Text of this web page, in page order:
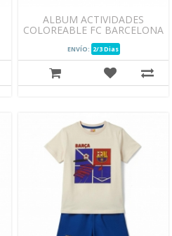
ALBUM ACTIVIDADES
COLOREABLE FC BARCELONA
ENVÍO: 2/3 Dias